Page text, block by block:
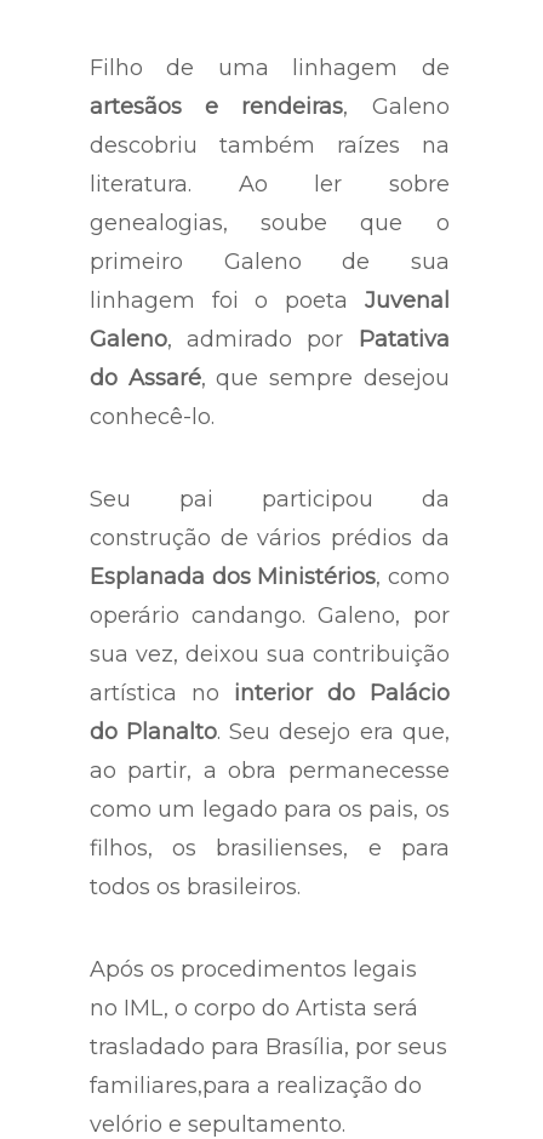
Filho de uma linhagem de
artesãos e rendeiras, Galeno
descobriu também raízes na
literatura. Ao ler sobre
genealogias, soube que o
primeiro Galeno de sua
linhagem foi o poeta Juvenal
Galeno, admirado por
Patativa
do Assaré, que sempre desejou
conhecê-lo.
Seu pai participou da
construção de vários prédios da
Esplanada dos Ministérios, como
operário candango. Galeno, por
sua vez, deixou sua contribuição
artística no interior do Palácio
do Planalto. Seu desejo era que,
ao partir, a obra permanecesse
como um legado para os pais, os
filhos, os brasilienses, e para
todos os brasileiros.
Após os procedimentos legais
no IML, o corpo do Artista será
trasladado para Brasília, por seus
familiares,para a realização do
velório e sepultamento.